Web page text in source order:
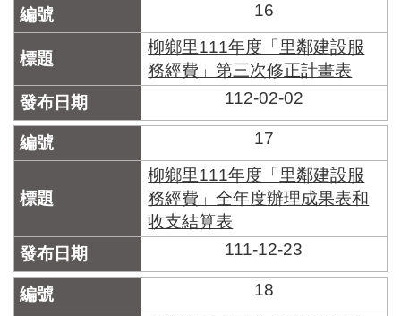
16
柳鄉里111年度「里鄰建設服
務經費」第三次修正計畫表
112-02-02
17
柳鄉里111年度「里鄰建設服
務經費」全年度辦理成果表和
收支結算表
111-12-23
18